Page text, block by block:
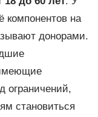
компонентов на
донорами.
ограничений,
становиться